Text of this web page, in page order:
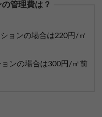
管理費は？
ョンの場合は220円/㎡
ンの場合は300円/㎡前